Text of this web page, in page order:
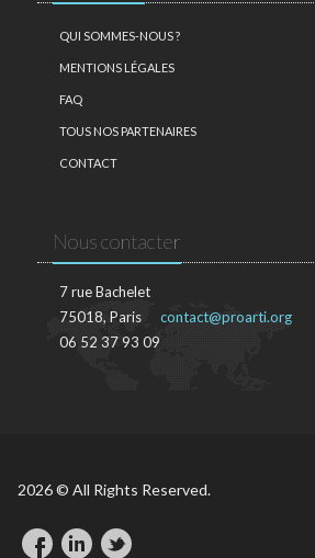
QUI SOMMES-NOUS ?
MENTIONS LÉGALES
FAQ
TOUS NOS PARTENAIRES
CONTACT
Nous contacter
7 rue Bachelet
75018, Paris
06 52 37 93 09
contact@proarti.org
2026 © All Rights Reserved.